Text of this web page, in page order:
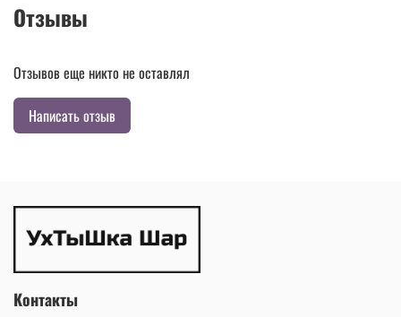
Отзывы
Отзывов еще никто не оставлял
Написать отзыв
Контакты